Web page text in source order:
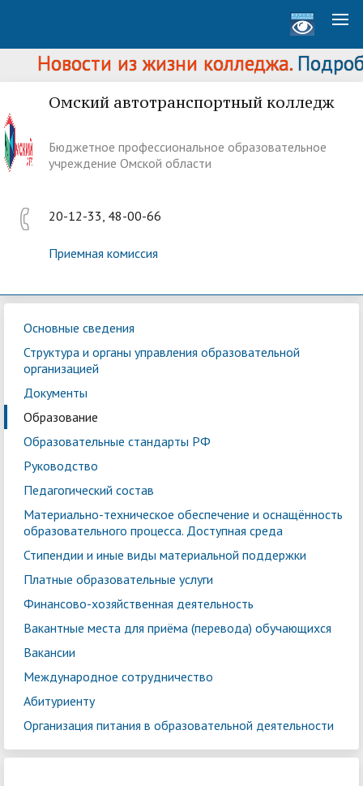
Новости из жизни колледжа.
Омский автотранспортный колледж
Бюджетное профессиональное образовательное
учреждение Омской области
20-12-33, 48-00-66
Приемная комиссия
Основные сведения
Структура и органы управления образовательной
организацией
Документы
Образование
Образовательные стандарты РФ
Руководство
Педагогический состав
Материально-техническое обеспечение и оснащённость
образовательного процесса. Доступная среда
Стипендии и иные виды материальной поддержки
Платные образовательные услуги
Финансово-хозяйственная деятельность
Вакантные места для приёма (перевода) обучающихся
Вакансии
Международное сотрудничество
Абитуриенту
Организация питания в образовательной деятельности